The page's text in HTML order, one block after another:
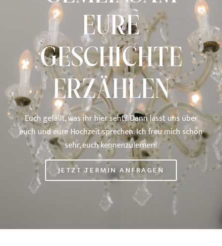
EURE
GESCHICHTE
ERZÄHLEN
Euch gefällt, was ihr hier seht? Dann lasst uns über
euch und eure Hochzeit sprechen. Ich freu mich schon
sehr, euch kennenzulernen!
JETZT TERMIN ANFRAGEN